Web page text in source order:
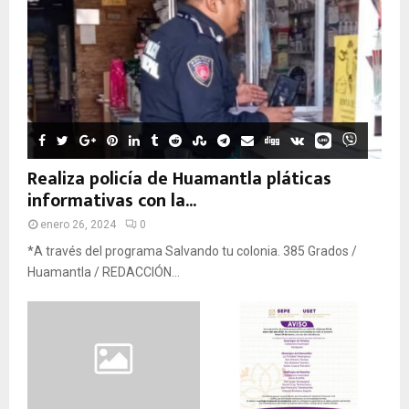
Realiza policía de Huamantla pláticas
informativas con la...
enero 26, 2024 0
*A través del programa Salvando tu colonia. 385 Grados /
Huamantla / REDACCIÓN...